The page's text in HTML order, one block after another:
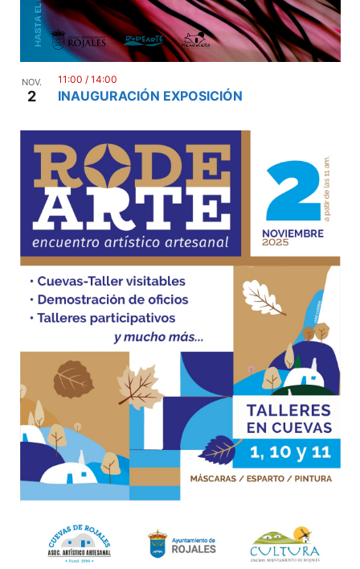
NOV.
2 INAUGURACIÓN EXPOSICIÓN
11:00 / 14:00